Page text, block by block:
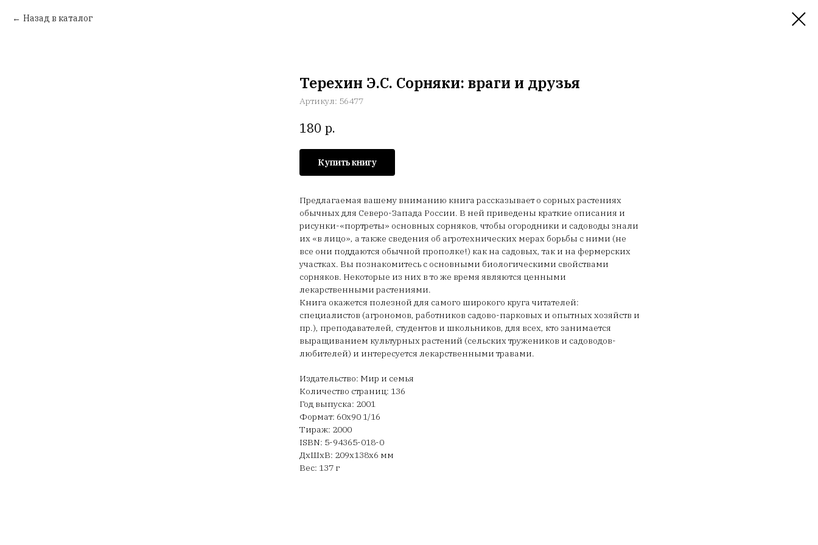
Назад в каталог
Терехин Э.С. Сорняки: враги и друзья
Артикул: 56477
180 р.
Купить книгу
Предлагаемая вашему вниманию книга рассказывает о сорных растениях
обычных для Северо-Запада России. В ней приведены краткие описания и
рисунки-«портреты» основных сорняков, чтобы огородники и садоводы знали
их «в лицо», а также сведения об агротехнических мерах борьбы с ними (не
все они поддаются обычной прополке!) как на садовых, так и на фермерских
участках. Вы познакомитесь с основными биологическими свойствами
сорняков. Некоторые из них в то же время являются ценными
лекарственными растениями.
Книга окажется полезной для самого широкого круга читателей:
специалистов (агрономов, работников садово-парковых и опытных хозяйств и
пр.), преподавателей, студентов и школьников, для всех, кто занимается
выращиванием культурных растений (сельских тружеников и садоводов-
любителей) и интересуется лекарственными травами.
Издательство: Мир и семья
Количество страниц: 136
Год выпуска: 2001
Формат: 60х90 1/16
Тираж: 2000
ISBN: 5-94365-018-0
ДxШxВ: 209x138x6 мм
Вес: 137 г